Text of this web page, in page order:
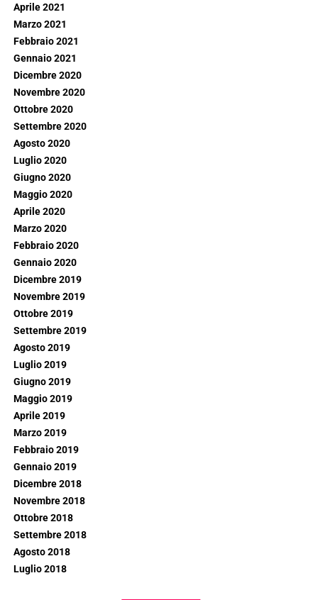
Aprile 2021
Marzo 2021
Febbraio 2021
Gennaio 2021
Dicembre 2020
Novembre 2020
Ottobre 2020
Settembre 2020
Agosto 2020
Luglio 2020
Giugno 2020
Maggio 2020
Aprile 2020
Marzo 2020
Febbraio 2020
Gennaio 2020
Dicembre 2019
Novembre 2019
Ottobre 2019
Settembre 2019
Agosto 2019
Luglio 2019
Giugno 2019
Maggio 2019
Aprile 2019
Marzo 2019
Febbraio 2019
Gennaio 2019
Dicembre 2018
Novembre 2018
Ottobre 2018
Settembre 2018
Agosto 2018
Luglio 2018